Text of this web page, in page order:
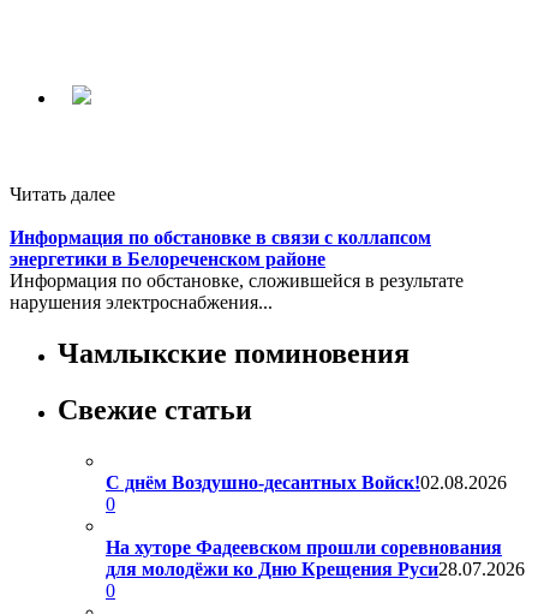
Читать далее
Информация по обстановке в связи с коллапсом
энергетики в Белореченском районе
Информация по обстановке, сложившейся в результате
нарушения электроснабжения...
Чамлыкские поминовения
Свежие статьи
С днём Воздушно-десантных Войск!02.08.2026
0
На хуторе Фадеевском прошли соревнования
для молодёжи ко Дню Крещения Руси28.07.2026
0